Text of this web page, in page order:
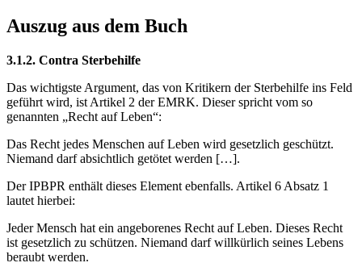
Auszug aus dem Buch
3.1.2. Contra Sterbehilfe
Das wichtigste Argument, das von Kritikern der Sterbehilfe ins Feld
geführt wird, ist Artikel 2 der EMRK. Dieser spricht vom so
genannten „Recht auf Leben“:
Das Recht jedes Menschen auf Leben wird gesetzlich geschützt.
Niemand darf absichtlich getötet werden […].
Der IPBPR enthält dieses Element ebenfalls. Artikel 6 Absatz 1
lautet hierbei:
Jeder Mensch hat ein angeborenes Recht auf Leben. Dieses Recht
ist gesetzlich zu schützen. Niemand darf willkürlich seines Lebens
beraubt werden.